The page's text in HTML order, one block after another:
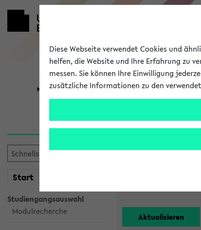
Universität Forschung
Start
Studiengangsauswahl
Modulrecherche
Alle
Diese Webseite verwendet Cookies und
helfen, die Website und Ihre Erfahrung zu
messen. Sie können Ihre Einwilligung
zusätzliche Informationen zu den